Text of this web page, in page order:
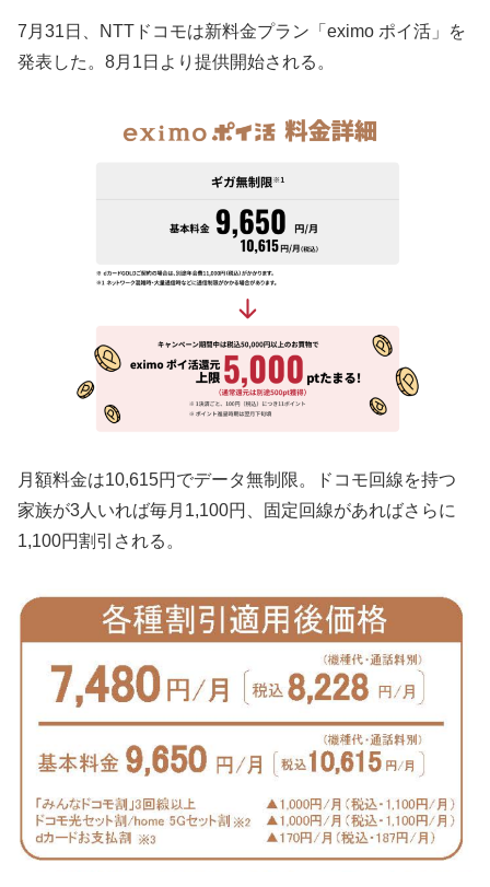
7月31日、NTTドコモは新料金プラン「eximo ポイ活」を
発表した。8月1日より提供開始される。
月額料金は10,615円でデータ無制限。ドコモ回線を持つ
家族が3人いれば毎月1,100円、固定回線があればさらに
1,100円割引される。